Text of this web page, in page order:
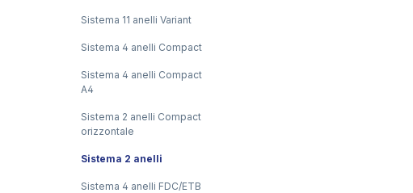
Sistema 11 anelli Variant
Sistema 4 anelli Compact
Sistema 4 anelli Compact
A4
Sistema 2 anelli Compact
orizzontale
Sistema 2 anelli
Sistema 4 anelli FDC/ETB